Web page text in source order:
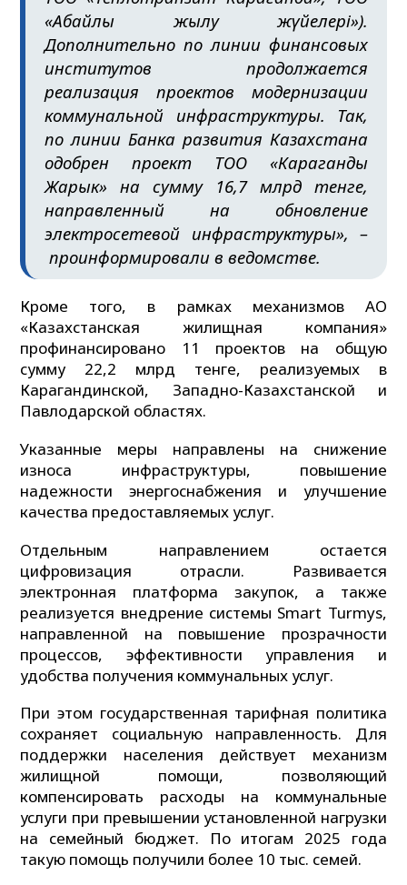
«Абайлық жылу жүйелері»).
Дополнительно по линии финансовых
институтов продолжается
реализация проектов модернизации
коммунальной инфраструктуры. Так,
по линии Банка развития Казахстана
одобрен проект ТОО «Караганды
Жарык» на сумму 16,7 млрд тенге,
направленный на обновление
электросетевой инфраструктуры», –
проинформировали в ведомстве.
Кроме того, в рамках механизмов АО
«Казахстанская жилищная компания»
профинансировано 11 проектов на общую
сумму 22,2 млрд тенге, реализуемых в
Карагандинской, Западно-Казахстанской и
Павлодарской областях.
Указанные меры направлены на снижение
износа инфраструктуры, повышение
надежности энергоснабжения и улучшение
качества предоставляемых услуг.
Отдельным направлением остается
цифровизация отрасли. Развивается
электронная платформа закупок, а также
реализуется внедрение системы Smart Turmys,
направленной на повышение прозрачности
процессов, эффективности управления и
удобства получения коммунальных услуг.
При этом государственная тарифная политика
сохраняет социальную направленность. Для
поддержки населения действует механизм
жилищной помощи, позволяющий
компенсировать расходы на коммунальные
услуги при превышении установленной нагрузки
на семейный бюджет. По итогам 2025 года
такую помощь получили более 10 тыс. семей.